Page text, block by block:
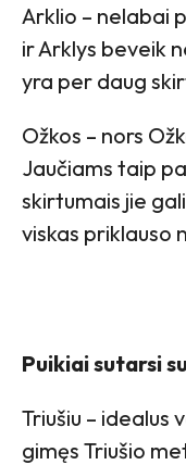
Arklio – nelabai
ir Arklys beveik
yra per daug
Ožkos – nors
Jaučiams taip
skirtumais jie
viskas priklauso
Puikiai sutarsi
Triušiu – idealus
gimęs Triušio